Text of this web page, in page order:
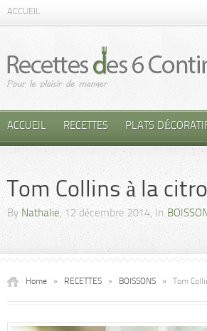
ACCUEIL
ACCUEIL RECETTES PLATS
Tom Collins à la
By Nathalie, 12 décembre 2014, In
Home » RECETTES » BOISSONS » Tom